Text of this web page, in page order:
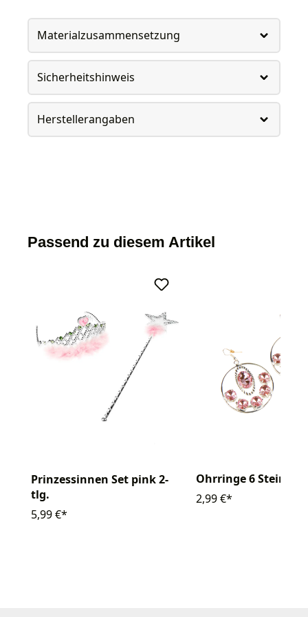
Materialzusammensetzung
Sicherheitshinweis
Herstellerangaben
Passend zu diesem Artikel
Prinzessinnen Set pink 2-
tlg.
5,99 €*
Ohrringe 6
2,99 €*